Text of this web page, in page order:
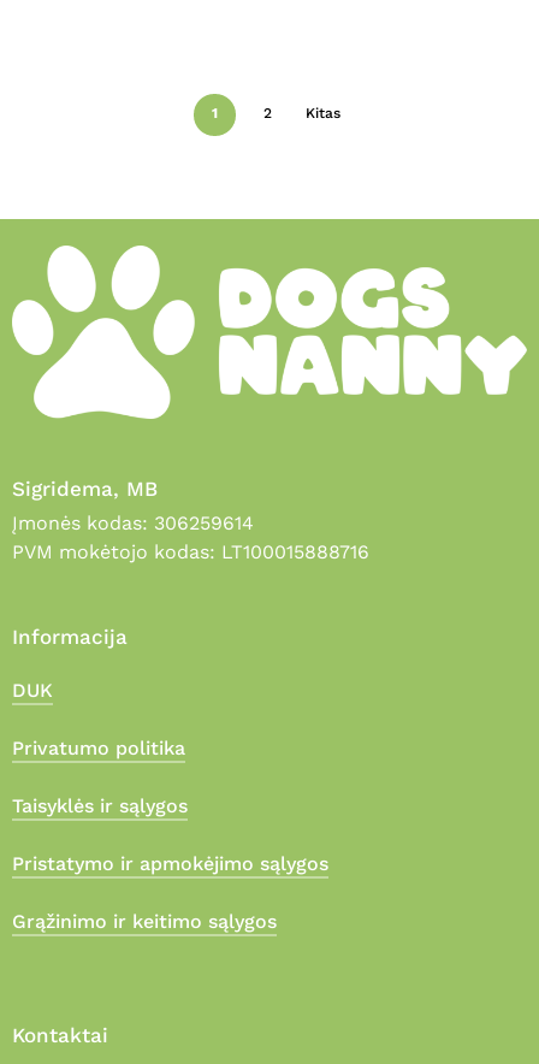
1 2 Kitas
Sigridema, MB
Įmonės kodas: 306259614
PVM mokėtojo kodas: LT100015888716
Informacija
DUK
Privatumo politika
Taisyklės ir sąlygos
Pristatymo ir apmokėjimo sąlygos
Grąžinimo ir keitimo sąlygos
Kontaktai